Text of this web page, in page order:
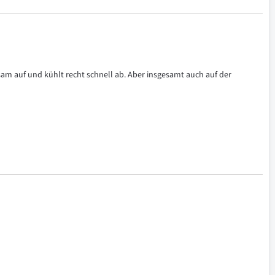
auf und kühlt recht schnell ab. Aber insgesamt auch auf der